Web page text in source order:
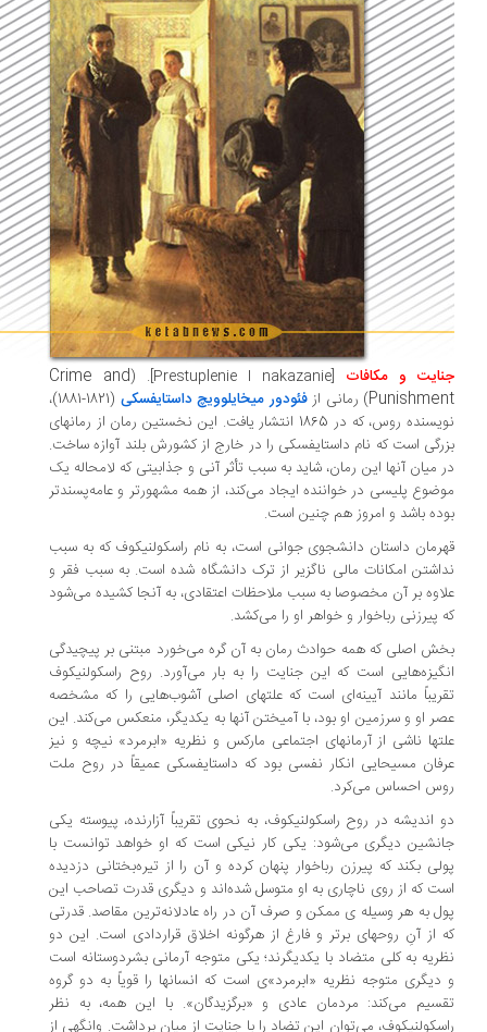
و مکافات [
Prestuplenie I nakazanie
]. (
Crime and
) رمانی از فئودور میخایلوویچ داستایفسکی
(1821-1881)،
نویسنده روس،‌ که در 1865 انتشار یافت. این نخستین رمان از رمانهای
است که نام داستایفسکی را در خارج از کشورش بلند آوازه ساخت.
میان آنها این رمان، شاید به سبب تأثر آنی و جذابیتی که لامحاله یک
پلیسی در خواننده ایجاد می‌کند،‌ از همه مشهورتر و عامه‌پسندتر
باشد ‌و امروز هم چنین است.
داستان دانشجوی جوانی است، به نام راسکولنیکوف که به سبب
امکانات مالی ناگزیر از ترک دانشگاه شده است. به سبب فقر ‌و
بر آن مخصوصا به سبب ملاحظات اعتقادی، ‌به آنجا کشیده می‌شود
پیرزنی رباخوار و خواهر او را می‌کشد.
اصلی که همه حوادث رمان به آن گره می‌خورد مبتنی بر پیچیدگی
است که این جنایت را به بار می‌آورد. روح راسکولنیکوف
مانند آیینه‌ای است که علتهای اصلی آشوب‌هایی را که مشخصه
او و سرزمین او بود، با آمیختن آنها به یکدیگر، ‌منعکس می‌کند. این
ناشی از آرمانهای اجتماعی مارکس و نظریه «ابرمرد» نیچه و نیز
مسیحایی انکار نفسی بود که داستایفسکی عمیقاً در روح ملت
احساس می‌کرد.
اندیشه در روح راسکولنیکوف، ‌به نحوی تقریباً آزارنده،‌ پیوسته یکی
دیگری می‌شود: یکی کار نیکی است که او خواهد توانست با
بکند که پیرزن رباخوار پنهان کرده و آن را از تیره‌بختانی دزدیده
که از روی ناچاری به او متوسل شده‌اند‌ و دیگری قدرت تصاحب این
به هر وسیله ی ممکن و صرف آن در راه عادلانه‌ترین مقاصد. قدرتی
از آنِ روحهای برتر و فارغ از هرگونه اخلاق قراردادی است. این دو
به کلی متضاد با یکدیگرند؛ ‌یکی متوجه آرمانی بشردوستانه است
متوجه نظریه «ابرمرد»ی است که انسانها را قویاً به دو گروه
می‌کند: مردمان عادی و «برگزیدگان». با این همه، به نظر
می‌توان این تضاد را با جنایت از میان برداشت. وانگهی از